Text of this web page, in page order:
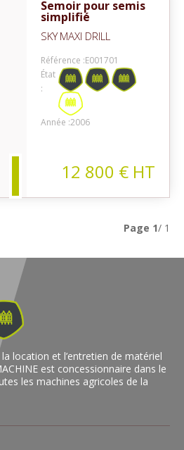
Semoir pour semis
simplifié
SKY MAXI DRILL
Référence :E001701
État
:
Année :2006
12 800 € HT
Page 1/ 1
location et l’entretien de matériel
est concessionnaire dans le
les machines agricoles de la